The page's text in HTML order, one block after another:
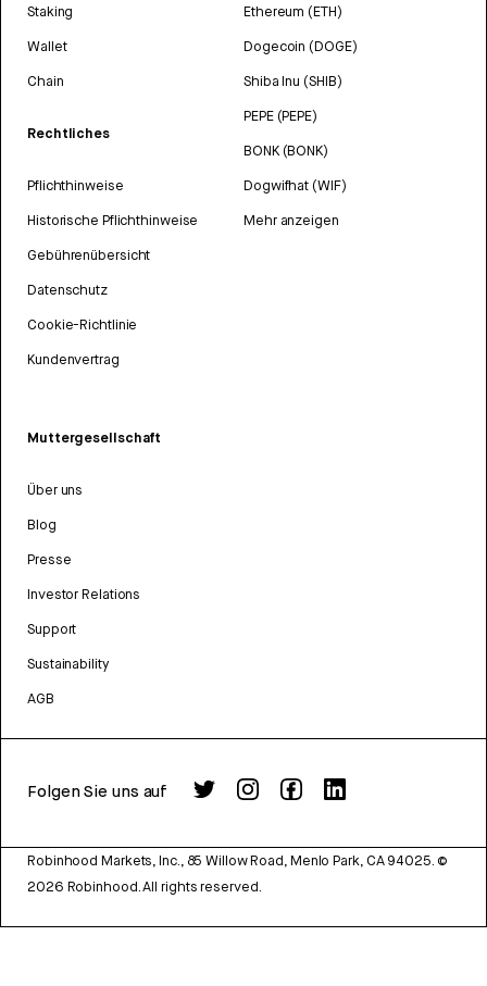
Staking
Wallet
Chain
Rechtliches
Pflichthinweise
Historische Pflichthinweise
Gebührenübersicht
Datenschutz
Cookie-Richtlinie
Kundenvertrag
Ethereum (ETH)
Dogecoin (DOGE)
Shiba Inu (SHIB)
PEPE (PEPE)
BONK (BONK)
Dogwifhat (WIF)
Mehr anzeigen
Muttergesellschaft
Über uns
Blog
Presse
Investor Relations
Support
Sustainability
AGB
Folgen Sie uns auf
Robinhood Markets, Inc., 85 Willow Road, Menlo Park, CA 94025. ©
2026 Robinhood. All rights reserved.